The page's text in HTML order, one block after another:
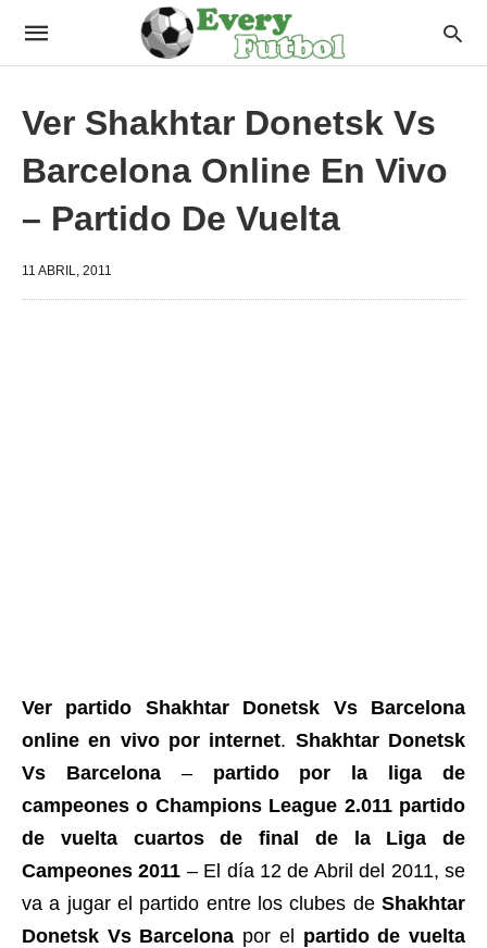
Ver Shakhtar Donetsk Vs
Barcelona Online En Vivo
– Partido De Vuelta
11 ABRIL, 2011
Ver partido Shakhtar Donetsk Vs Barcelona
online en vivo por internet. Shakhtar Donetsk
Vs Barcelona– partido por la liga de
campeones o Champions League 2.011 partido
de vuelta cuartos de final de la Liga de
Campeones 2011 – El día 12 de Abril del 2011, se
va a jugar el partido entre los clubes de Shakhtar
Donetsk Vs Barcelona por el partido de vuelta